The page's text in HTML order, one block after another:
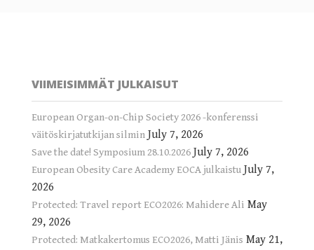
VIIMEISIMMÄT JULKAISUT
European Organ-on-Chip Society 2026 -konferenssi
väitöskirjatutkijan silmin July 7, 2026
Save the date! Symposium 28.10.2026 July 7, 2026
European Obesity Care Academy EOCA julkaistu July 7,
2026
Protected: Travel report ECO2026: Mahidere Ali May
29, 2026
Protected: Matkakertomus ECO2026, Matti Jänis May 21,